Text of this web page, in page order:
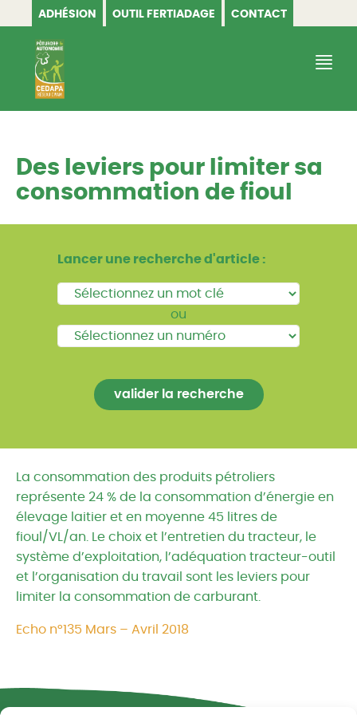
ADHÉSION OUTIL FERTIADAGE CONTACT
CEDAPA
Des leviers pour limiter sa
consommation de fioul
Lancer une recherche d'article :
ou
La consommation des produits pétroliers
représente 24 % de la consommation d’énergie en
élevage laitier et en moyenne 45 litres de
fioul/VL/an. Le choix et l’entretien du tracteur, le
système d’exploitation, l’adéquation tracteur-outil
et l’organisation du travail sont les leviers pour
limiter la consommation de carburant.
Echo n°135 Mars – Avril 2018